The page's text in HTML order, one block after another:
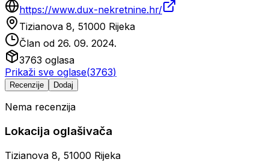
https://www.dux-nekretnine.hr/
Tizianova 8, 51000 Rijeka
Član od 26. 09. 2024.
3763 oglasa
Prikaži sve oglase(3763)
Recenzije Dodaj
Nema recenzija
Lokacija oglašivača
Tizianova 8, 51000 Rijeka